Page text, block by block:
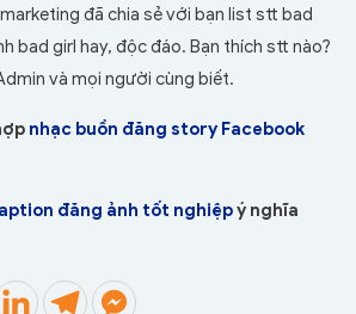
đã chia sẻ với bạn list stt bad
bad girl hay, độc đáo. Bạn thích stt nào?
và mọi người cùng biết.
nhạc buồn đăng story Facebook
đăng ảnh tốt nghiệpý nghĩa